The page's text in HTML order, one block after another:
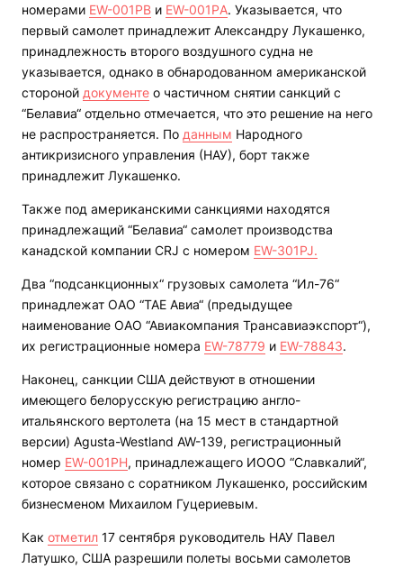
номерами EW-001PB и EW-001PА. Указывается, что
первый самолет принадлежит Александру Лукашенко,
принадлежность второго воздушного судна не
указывается, однако в обнародованном американской
стороной документе о частичном снятии санкций с
“Белавиа“ отдельно отмечается, что это решение на него
не распространяется. По данным Народного
антикризисного управления (НАУ), борт также
принадлежит Лукашенко.
Также под американскими санкциями находятся
принадлежащий “Белавиа“ самолет производства
канадской компании CRJ c номером EW-301PJ.
Два “подсанкционных“ грузовых самолета “Ил-76“
принадлежат ОАО “ТАЕ Авиа“ (предыдущее
наименование ОАО “Авиакомпания Трансавиаэкспорт“),
их регистрационные номера EW-78779 и EW-78843.
Наконец, санкции США действуют в отношении
имеющего белорусскую регистрацию англо-
итальянского вертолета (на 15 мест в стандартной
версии) Agusta-Westland AW-139, регистрационный
номер EW-001PH, принадлежащего ИООО “Славкалий“,
которое связано с соратником Лукашенко, российским
бизнесменом Михаилом Гуцериевым.
Как отметил 17 сентября руководитель НАУ Павел
Латушко, США разрешили полеты восьми самолетов